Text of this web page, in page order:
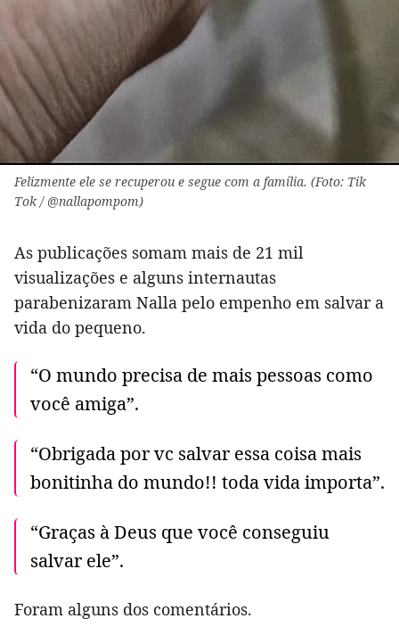
Felizmente ele se recuperou e segue com a família. (Foto: Tik
Tok / @nallapompom)
As publicações somam mais de 21 mil
visualizações e alguns internautas
parabenizaram Nalla pelo empenho em salvar a
vida do pequeno.
“O mundo precisa de mais pessoas como
você amiga”.
“Obrigada por vc salvar essa coisa mais
bonitinha do mundo!! toda vida importa”.
“Graças à Deus que você conseguiu
salvar ele”.
Foram alguns dos comentários.